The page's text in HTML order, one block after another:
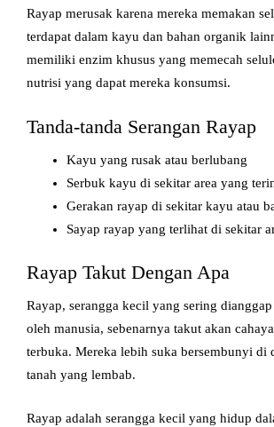
Rayap merusak karena mereka memakan
terdapat dalam kayu dan bahan organik
memiliki enzim khusus yang memecah
nutrisi yang dapat mereka konsumsi.
Tanda-tanda Serangan Rayap
Kayu yang rusak atau berlubang
Serbuk kayu di sekitar area yang
Gerakan rayap di sekitar kayu atau
Sayap rayap yang terlihat di sekitar
Rayap Takut Dengan Apa
Rayap, serangga kecil yang sering
oleh manusia, sebenarnya takut akan
terbuka. Mereka lebih suka bersembunyi di
tanah yang lembab.
Rayap adalah serangga kecil yang hidup